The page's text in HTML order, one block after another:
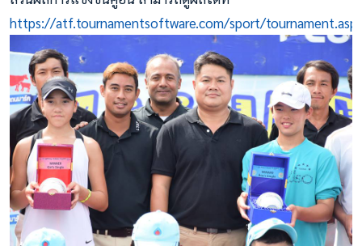
https://atf.tournamentsoftware.com/sport/